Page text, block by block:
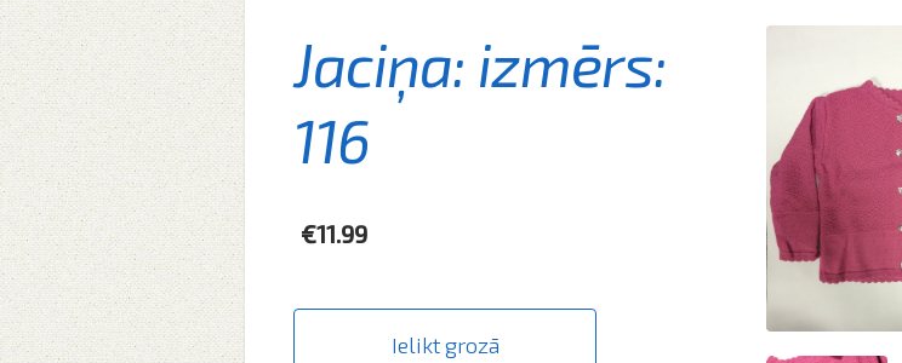
Jaciņa: izmērs:
116
€11.99
Ielikt grozā